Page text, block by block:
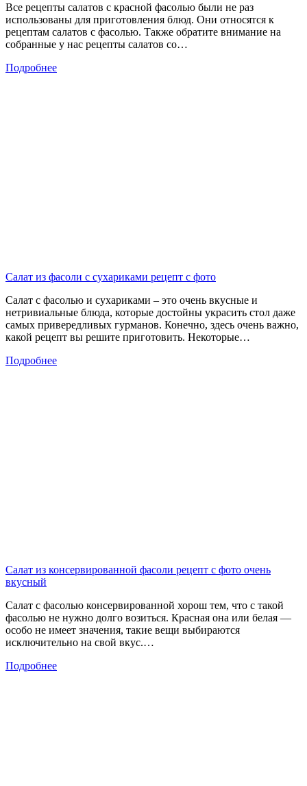
Все рецепты салатов с красной фасолью были не раз
использованы для приготовления блюд. Они относятся к
рецептам салатов с фасолью. Также обратите внимание на
собранные у нас рецепты салатов со…
Подробнее
Салат из фасоли с сухариками рецепт с фото
Салат с фасолью и сухариками – это очень вкусные и
нетривиальные блюда, которые достойны украсить стол даже
самых привередливых гурманов. Конечно, здесь очень важно,
какой рецепт вы решите приготовить. Некоторые…
Подробнее
Салат из консервированной фасоли рецепт с фото очень
вкусный
Салат с фасолью консервированной хорош тем, что с такой
фасолью не нужно долго возиться. Красная она или белая —
особо не имеет значения, такие вещи выбираются
исключительно на свой вкус.…
Подробнее